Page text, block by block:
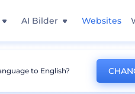
AI Bilder Websites
Mockupto English?